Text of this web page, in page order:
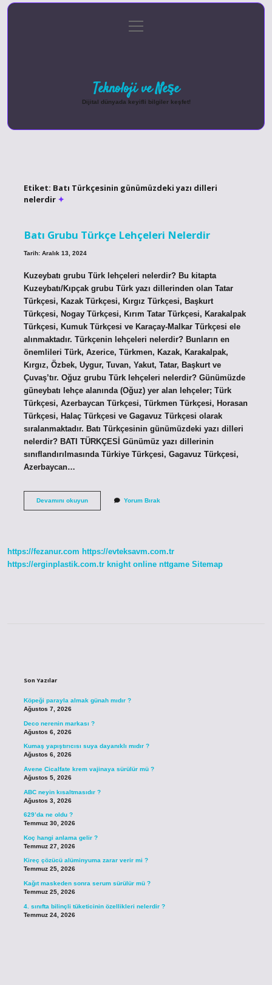
Gizlilik Politikası
menüyü
aç
Teknoloji ve Neşe
Dijital dünyada keyifli bilgiler keşfet!
Etiket: Batı Türkçesinin günümüzdeki yazı dilleri
nelerdir
Batı Grubu Türkçe Lehçeleri Nelerdir
Tarih: Aralık 13, 2024
Kuzeybatı grubu Türk lehçeleri nelerdir? Bu kitapta
Kuzeybatı/Kıpçak grubu Türk yazı dillerinden olan Tatar
Türkçesi, Kazak Türkçesi, Kırgız Türkçesi, Başkurt
Türkçesi, Nogay Türkçesi, Kırım Tatar Türkçesi, Karakalpak
Türkçesi, Kumuk Türkçesi ve Karaçay-Malkar Türkçesi ele
alınmaktadır. Türkçenin lehçeleri nelerdir? Bunların en
önemlileri Türk, Azerice, Türkmen, Kazak, Karakalpak,
Kırgız, Özbek, Uygur, Tuvan, Yakut, Tatar, Başkurt ve
Çuvaş’tır. Oğuz grubu Türk lehçeleri nelerdir? Günümüzde
güneybatı lehçe alanında (Oğuz) yer alan lehçeler; Türk
Türkçesi, Azerbaycan Türkçesi, Türkmen Türkçesi, Horasan
Türkçesi, Halaç Türkçesi ve Gagavuz Türkçesi olarak
sıralanmaktadır. Batı Türkçesinin günümüzdeki yazı dilleri
nelerdir? BATI TÜRKÇESİ Günümüz yazı dillerinin
sınıflandırılmasında Türkiye Türkçesi, Gagavuz Türkçesi,
Azerbaycan…
Devamını okuyunBatı
Yorum Bırak
https://fezanur.com https://evteksavm.com.tr
https://erginplastik.com.tr knight online nttgame Sitemap
Son Yazılar
Köpeği parayla almak günah mıdır ?
Ağustos 7, 2026
Deco nerenin markası ?
Ağustos 6, 2026
Kumaş yapıştırıcısı suya dayanıklı mıdır ?
Ağustos 6, 2026
Avene Cicalfate krem vajinaya sürülür mü ?
Ağustos 5, 2026
ABC neyin kısaltmasıdır ?
Ağustos 3, 2026
629’da ne oldu ?
Temmuz 30, 2026
Koç hangi anlama gelir ?
Temmuz 27, 2026
Kireç çözücü alüminyuma zarar verir mi ?
Temmuz 25, 2026
Kağıt maskeden sonra serum sürülür mü ?
Temmuz 25, 2026
4. sınıfta bilinçli tüketicinin özellikleri nelerdir ?
Temmuz 24, 2026